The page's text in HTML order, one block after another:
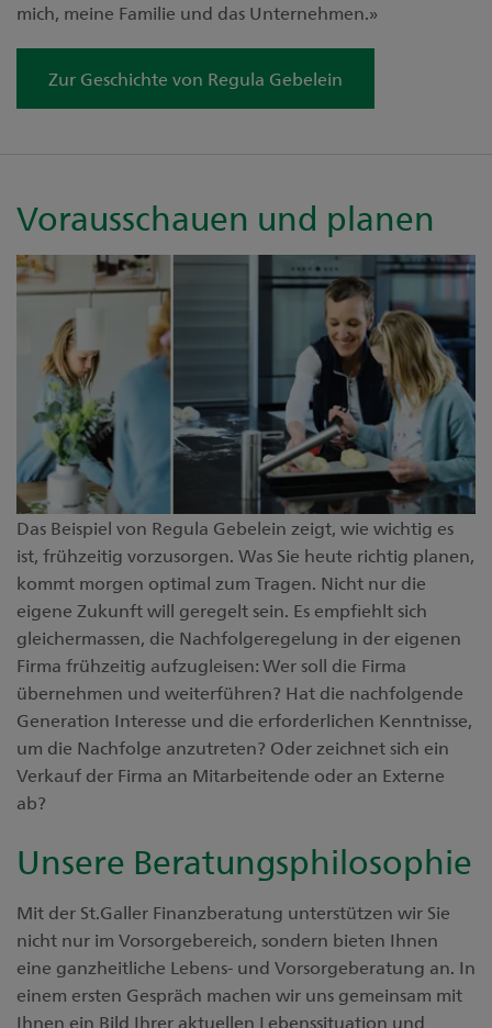
mich, meine Familie und das Unternehmen.»
Zur Geschichte von Regula Gebelein
Vorausschauen und planen
Das Beispiel von Regula Gebelein zeigt, wie wichtig es
ist, frühzeitig vorzusorgen. Was Sie heute richtig planen,
kommt morgen optimal zum Tragen. Nicht nur die
eigene Zukunft will geregelt sein. Es empfiehlt sich
gleichermassen, die Nachfolgeregelung in der eigenen
Firma frühzeitig aufzugleisen: Wer soll die Firma
übernehmen und weiterführen? Hat die nachfolgende
Generation Interesse und die erforderlichen Kenntnisse,
um die Nachfolge anzutreten? Oder zeichnet sich ein
Verkauf der Firma an Mitarbeitende oder an Externe
ab?
Unsere Beratungsphilosophie
Mit der St.Galler Finanzberatung unterstützen wir Sie
nicht nur im Vorsorgebereich, sondern bieten Ihnen
eine ganzheitliche Lebens- und Vorsorgeberatung an. In
einem ersten Gespräch machen wir uns gemeinsam mit
Ihnen ein Bild Ihrer aktuellen Lebenssituation und